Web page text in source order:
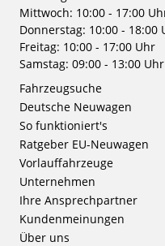
Mittwoch: 10:00 - 17:00
Donnerstag: 10:00 - 18:00
Freitag: 10:00 - 17:00 Uhr
Samstag: 09:00 - 13:00 Uhr
Fahrzeugsuche
Deutsche Neuwagen
So funktioniert's
Ratgeber EU-Neuwagen
Vorlauffahrzeuge
Unternehmen
Ihre Ansprechpartner
Kundenmeinungen
Über uns